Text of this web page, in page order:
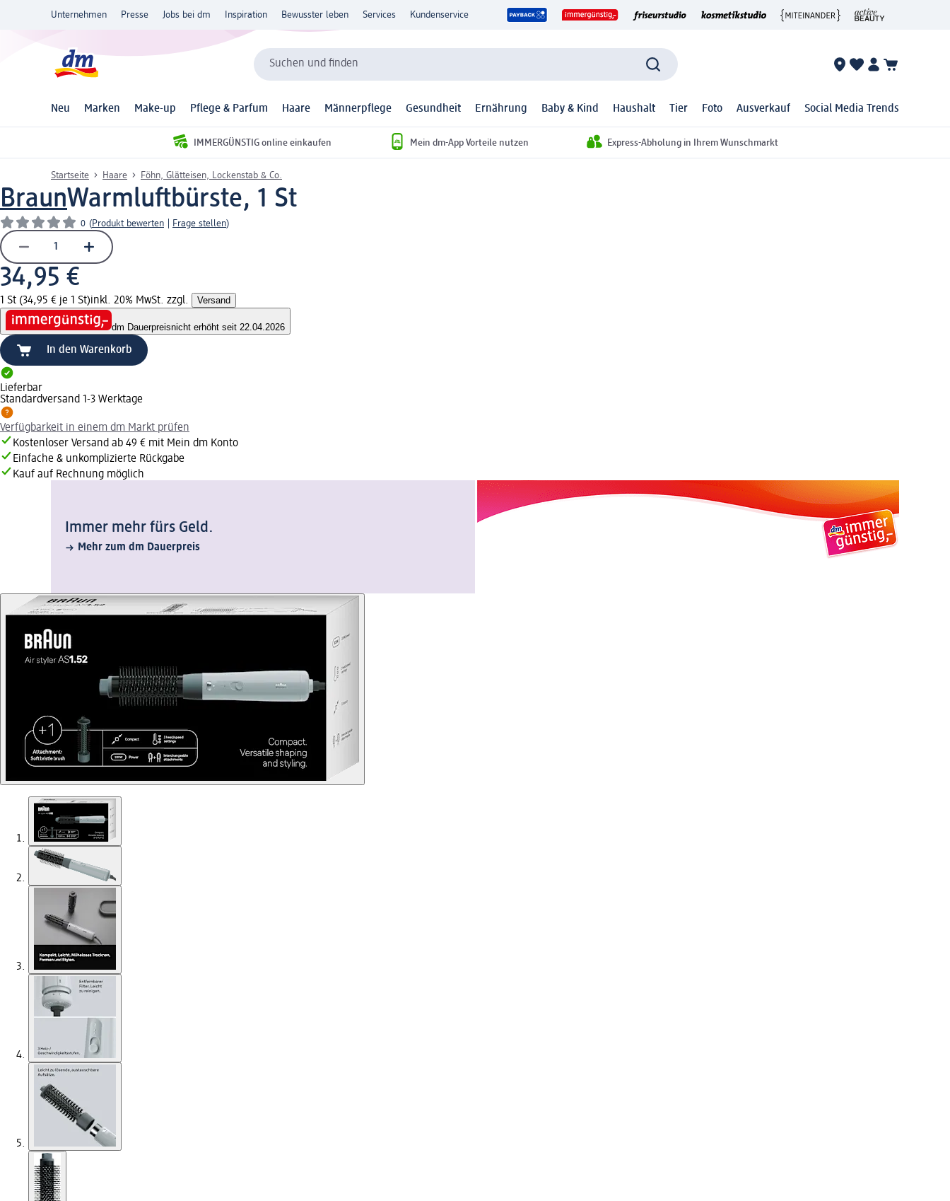
Unternehmen Presse Jobs bei dm Inspiration Bewusster leben Services Kundenservice
Suchen und finden
Neu Marken Make-up Pflege & Parfum Haare Männerpflege Gesundheit Ernährung Baby & Kind Haushalt Tier Foto Ausverkauf Social Media Trends
IMMERGÜNSTIG online einkaufen Mein dm-App Vorteile nutzen Express-Abholung in Ihrem Wunschmarkt
Startseite Haare Föhn, Glätteisen, Lockenstab & Co.
BraunWarmluftbürste, 1 St
0 (Produkt bewerten Frage stellen)
34,95 €
1 St (34,95 € je 1 St)inkl. 20% MwSt. zzgl. Versand
dm Dauerpreisnicht erhöht seit 22.04.2026
In den Warenkorb
Lieferbar
Standardversand 1-3 Werktage
Verfügbarkeit in einem dm Markt prüfen
Kostenloser Versand ab 49 € mit Mein dm Konto
Einfache & unkomplizierte Rückgabe
Kauf auf Rechnung möglich
Immer mehr fürs Geld.
Mehr zum dm Dauerpreis